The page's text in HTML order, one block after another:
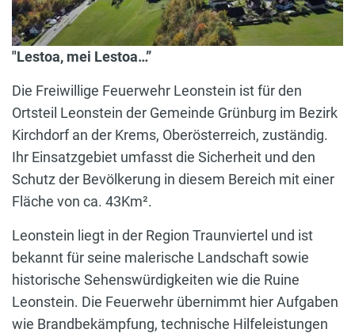
"Lestoa, mei Lestoa…”
Die Freiwillige Feuerwehr Leonstein ist für den
Ortsteil Leonstein der Gemeinde Grünburg im Bezirk
Kirchdorf an der Krems, Oberösterreich, zuständig.
Ihr Einsatzgebiet umfasst die Sicherheit und den
Schutz der Bevölkerung in diesem Bereich mit einer
Fläche von ca. 43Km².
Leonstein liegt in der Region Traunviertel und ist
bekannt für seine malerische Landschaft sowie
historische Sehenswürdigkeiten wie die Ruine
Leonstein. Die Feuerwehr übernimmt hier Aufgaben
wie Brandbekämpfung, technische Hilfeleistungen